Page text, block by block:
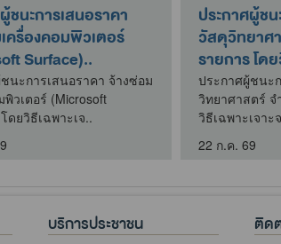
ชนะการเสนอราคา
ครื่องคอมพิวเตอร์
Surface)..
นะการเสนอราคา จ้างซ่อม
พิวเตอร์ (Microsoft
ดยวิธีเฉพาะเจ..
ประกาศผู้ช
วัสดุวิทยาศ
รายการ โด
ประกาศผู้ชนะ
วิทยาศาสตร์ จ
วิธีเฉพาะเจาะ
22 ก.ค. 69
บริการประชาชน ติด